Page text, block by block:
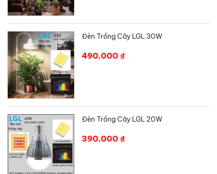
Đèn Trồng Cây LGL 30W
490,000 ₫
Đèn Trồng Cây LGL 20W
390,000 ₫